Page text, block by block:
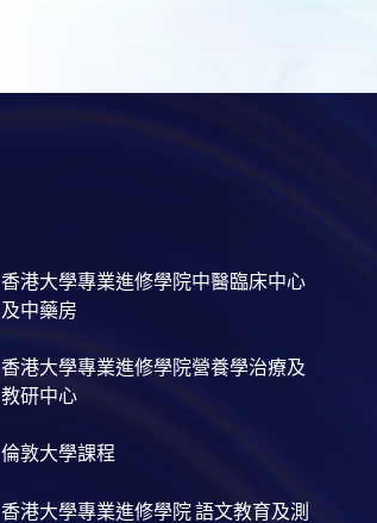
香港大學專業進修學院中醫臨床中心
及中藥房
香港大學專業進修學院營養學治療及
教研中心
倫敦大學課程
香港大學專業進修學院 語文教育及測